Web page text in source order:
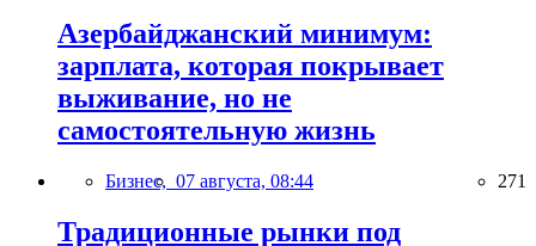
Азербайджанский минимум:
зарплата, которая покрывает
выживание, но не
самостоятельную жизнь
Бизнес, 07 августа, 08:44 271
Традиционные рынки под